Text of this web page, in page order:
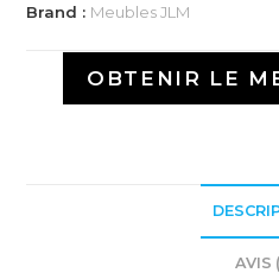
Brand : Meubles JLM
OBTENIR LE
AVIS